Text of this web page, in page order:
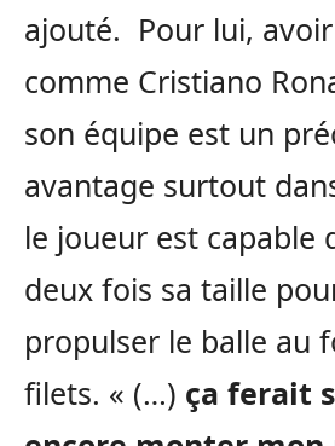
ajouté. Pour lui, avoir
comme Cristiano
son équipe est un
avantage surtout
le joueur est capable
deux fois sa taille
propulser le balle au
filets. « (…) ça ferait